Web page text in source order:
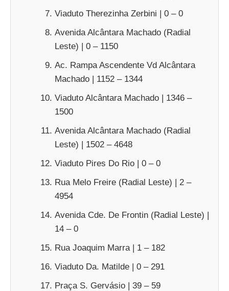
Viaduto Therezinha Zerbini | 0 – 0
Avenida Alcântara Machado (Radial
Leste) | 0 – 1150
Ac. Rampa Ascendente Vd Alcântara
Machado | 1152 – 1344
Viaduto Alcântara Machado | 1346 –
1500
Avenida Alcântara Machado (Radial
Leste) | 1502 – 4648
Viaduto Pires Do Rio | 0 – 0
Rua Melo Freire (Radial Leste) | 2 –
4954
Avenida Cde. De Frontin (Radial Leste) |
14 – 0
Rua Joaquim Marra | 1 – 182
Viaduto Da. Matilde | 0 – 291
Praça S. Gervásio | 39 – 59